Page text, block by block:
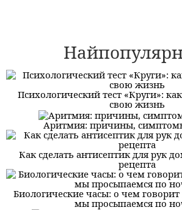
Психологический тест «Круги»:
свою жизнь
Аритмия: причины,
Как сделать антисептик для рук
рецепта
Биологические часы: о чем
мы просыпаемся по